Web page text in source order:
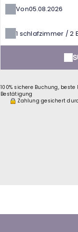
Von
1 schlafzimmer /2
100% sichere Buchung,
Bestätigung
Zahlung gesichert